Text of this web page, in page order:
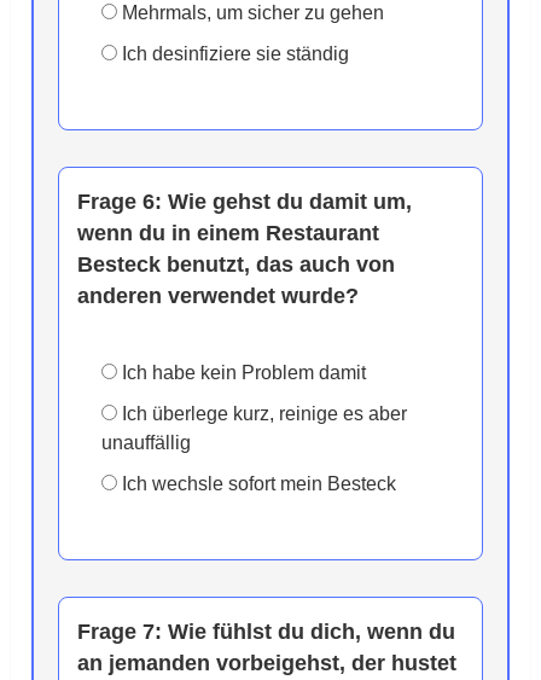
Mehrmals, um sicher zu gehen
Ich desinfiziere sie ständig
Frage 6: Wie gehst du damit um,
wenn du in einem Restaurant
Besteck benutzt, das auch von
anderen verwendet wurde?
Ich habe kein Problem damit
Ich überlege kurz, reinige es aber
unauffällig
Ich wechsle sofort mein Besteck
Frage 7: Wie fühlst du dich, wenn du
an jemanden vorbeigehst, der hustet